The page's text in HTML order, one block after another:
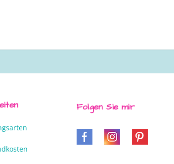
Folgen Sie mir